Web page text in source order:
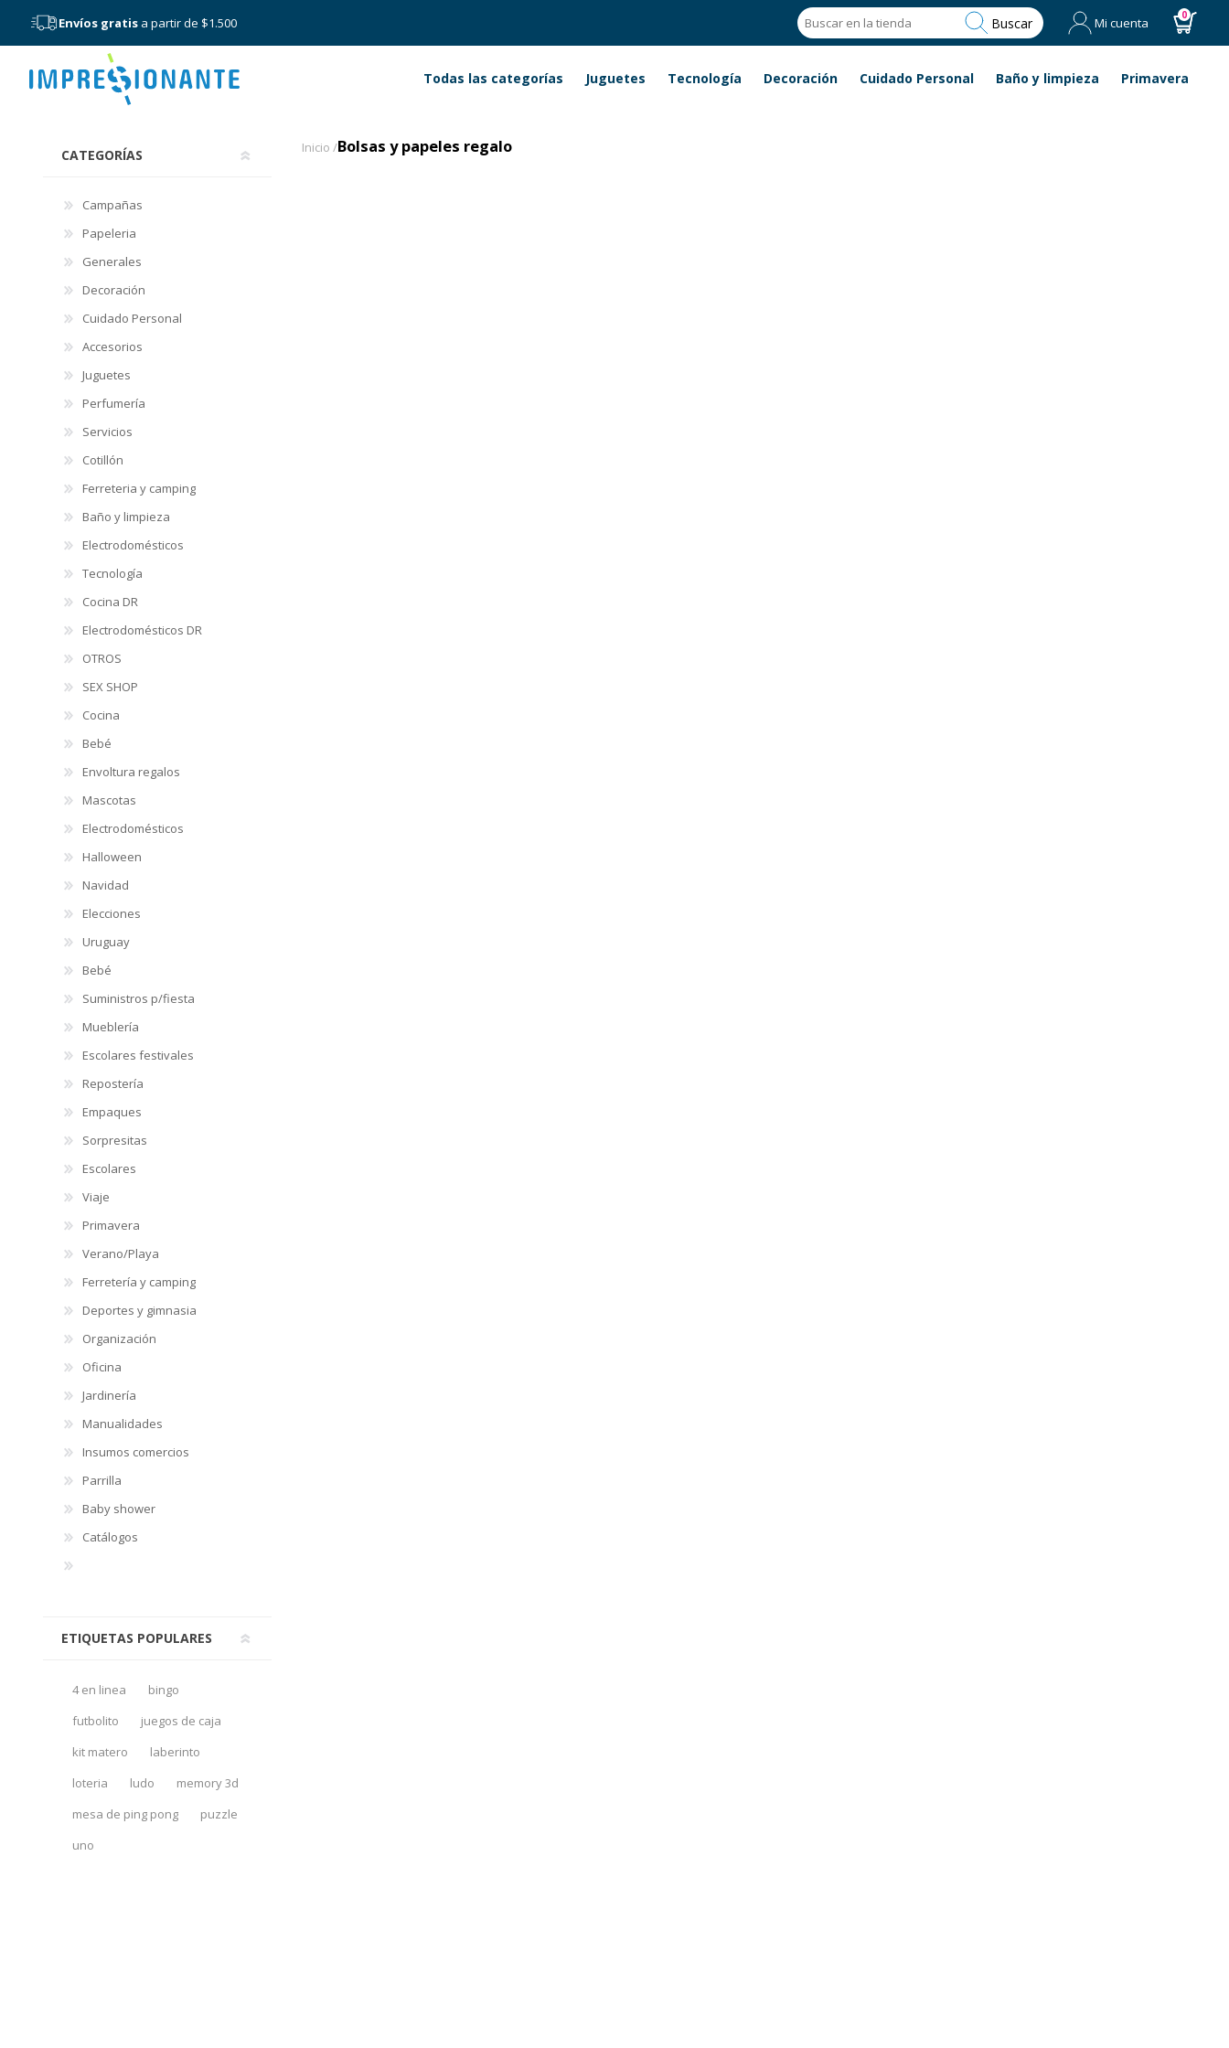
Envíos gratis a partir de $1.500 Buscar Mi cuenta 0
Menú Todas las categorías Juguetes Tecnología Decoración Cuidado Personal Baño y limpieza Primavera
Bolsas y papeles regalo
Inicio /Bolsas y papeles regalo
CATEGORÍAS
Campañas
Papeleria
Generales
Decoración
Cuidado Personal
Accesorios
Juguetes
Perfumería
Servicios
Cotillón
Ferreteria y camping
Baño y limpieza
Electrodomésticos
Tecnología
Cocina DR
Electrodomésticos DR
OTROS
SEX SHOP
Cocina
Bebé
Envoltura regalos
Mascotas
Electrodomésticos
Halloween
Navidad
Elecciones
Uruguay
Bebé
Suministros p/fiesta
Mueblería
Escolares festivales
Repostería
Empaques
Sorpresitas
Escolares
Viaje
Primavera
Verano/Playa
Ferretería y camping
Deportes y gimnasia
Organización
Oficina
Jardinería
Manualidades
Insumos comercios
Parrilla
Baby shower
Catálogos
ETIQUETAS POPULARES
4 en linea
bingo
futbolito
juegos de caja
kit matero
laberinto
loteria
ludo
memory 3d
mesa de ping pong
puzzle
uno